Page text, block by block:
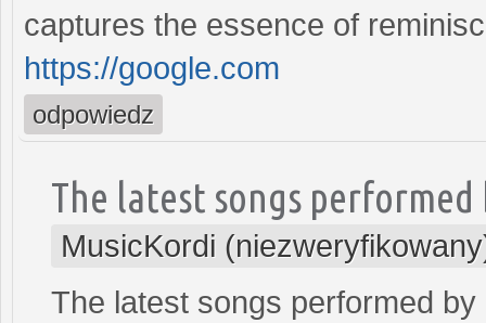
captures the essence of
https://google.com
odpowiedz
The latest songs performed
MusicKordi
The latest songs performed